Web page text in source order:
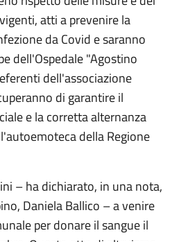
atti a prevenire la
da Covid e saranno
dell'Ospedale "Agostino
dell'associazione
di garantire il
e la corretta alternanza
della Regione
– ha dichiarato, in una nota,
Daniela Ballico – a venire
per donare il sangue il